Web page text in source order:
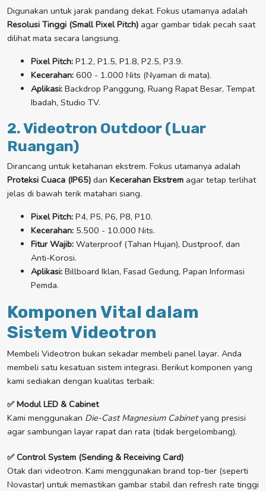
Digunakan untuk jarak pandang dekat. Fokus utamanya adalah
Resolusi Tinggi (Small Pixel Pitch) agar gambar tidak pecah saat
dilihat mata secara langsung.
Pixel Pitch: P1.2, P1.5, P1.8, P2.5, P3.9.
Kecerahan: 600 - 1.000 Nits (Nyaman di mata).
Aplikasi: Backdrop Panggung, Ruang Rapat Besar, Tempat
Ibadah, Studio TV.
2. Videotron Outdoor (Luar
Ruangan)
Dirancang untuk ketahanan ekstrem. Fokus utamanya adalah
Proteksi Cuaca (IP65) dan Kecerahan Ekstrem agar tetap terlihat
jelas di bawah terik matahari siang.
Pixel Pitch: P4, P5, P6, P8, P10.
Kecerahan: 5.500 - 10.000 Nits.
Fitur Wajib: Waterproof (Tahan Hujan), Dustproof, dan
Anti-Korosi.
Aplikasi: Billboard Iklan, Fasad Gedung, Papan Informasi
Pemda.
Komponen Vital dalam
Sistem Videotron
Membeli Videotron bukan sekadar membeli panel layar. Anda
membeli satu kesatuan sistem integrasi. Berikut komponen yang
kami sediakan dengan kualitas terbaik:
✅ Modul LED & Cabinet
Kami menggunakan Die-Cast Magnesium Cabinetyang presisi
agar sambungan layar rapat dan rata (tidak bergelombang).
✅ Control System (Sending & Receiving Card)
Otak dari videotron. Kami menggunakan brand top-tier (seperti
Novastar) untuk memastikan gambar stabil dan refresh rate tinggi